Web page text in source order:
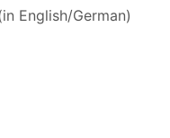
English/German)